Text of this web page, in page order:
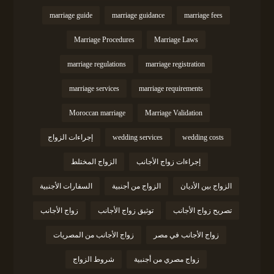
marriage fees
marriage guidance
marriage guide
Marriage Laws
Marriage Procedures
marriage registration
marriage regulations
marriage requirements
marriage services
Marriage Validation
Moroccan marriage
wedding costs
wedding services إجراءات الزواج
إجراءات زواج الأجانب الزواج المختلط
الزواج بين الأديان الزواج من أجنبية السفارات الأجنبية
تصريح زواج الأجانب توثيق زواج الأجانب زواج الأجانب
زواج الأجانب في مصر زواج الأجانب من المصريات
زواج مصري من أجنبية شروط الزواج